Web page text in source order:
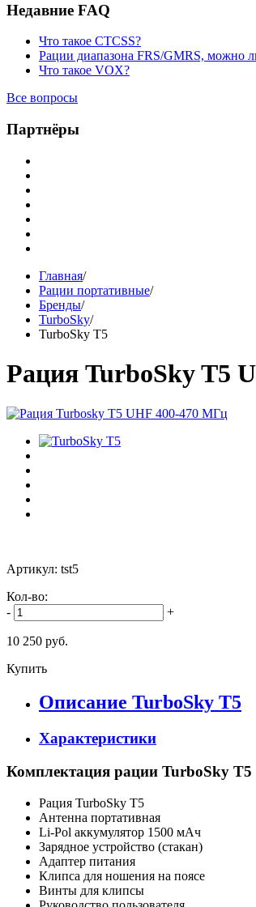
Недавние FAQ
Что такое CTCSS?
Рации диапазона FRS/GMRS, можно
Что такое VOX?
Все вопросы
Партнёры
Главная/
Рации портативные/
Бренды/
TurboSky/
TurboSky T5
Рация TurboSky T5
Артикул: tst5
Кол-во:
-
+
10 250 руб.
Купить
Описание TurboSky T5
Характеристики
Комплектация рации TurboSky Т5
Рация TurboSky T5
Антенна портативная
Li-Pol аккумулятор 1500 мАч
Зарядное устройство (стакан)
Адаптер питания
Клипса для ношения на поясе
Винты для клипсы